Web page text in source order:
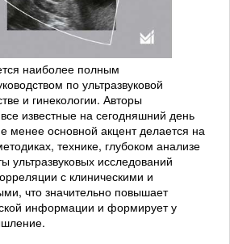
наиболее полным
по ультразвуковой
и гинекологии. Авторы
известные на сегодняшний день
основной акцент делается на
технике, глубоком анализе
ультразвуковых исследований
с клиническими и
что значительно повышает
информации и формирует у